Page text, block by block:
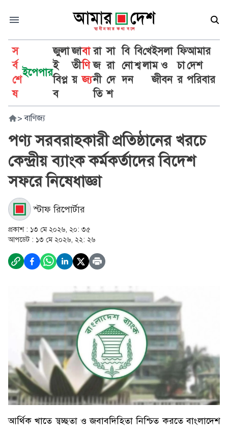
স
র্ব
শে
ষ
ইপেপার
জুলা
ই
বিপ্ল
ব
জা
তী
য়
বা
ণি
জ্য
রা
জ
নী
তি
সা
রা
দে
শ
বি
নো
দন
বি
শ্ব
খে
লা
ইসলা
ম ও
জীবন
ফি
চা
র
আমার
দেশ
পরিবার
> বাণিজ্য
পণ্য সরবরাহকারী প্রতিষ্ঠানের খরচে
কেন্দ্রীয় ব্যাংক কর্মকর্তাদের বিদেশ
সফরে নিষেধাজ্ঞা
স্টাফ রিপোর্টার
প্রকাশ : ১৩ মে ২০২৬, ২০: ৩৫
আপডেট : ১৩ মে ২০২৬, ২২: ২৬
আর্থিক খাতে স্বচ্ছতা ও জবাবদিহিতা নিশ্চিত করতে বাংলাদেশ